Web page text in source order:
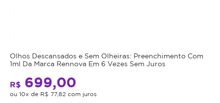
Olhos Descansados e Sem Olheiras: Preenchimento Com
1ml Da Marca Rennova Em 6 Vezes Sem Juros
R$ 699,00
ou 10x de R$ 77,82 com juros